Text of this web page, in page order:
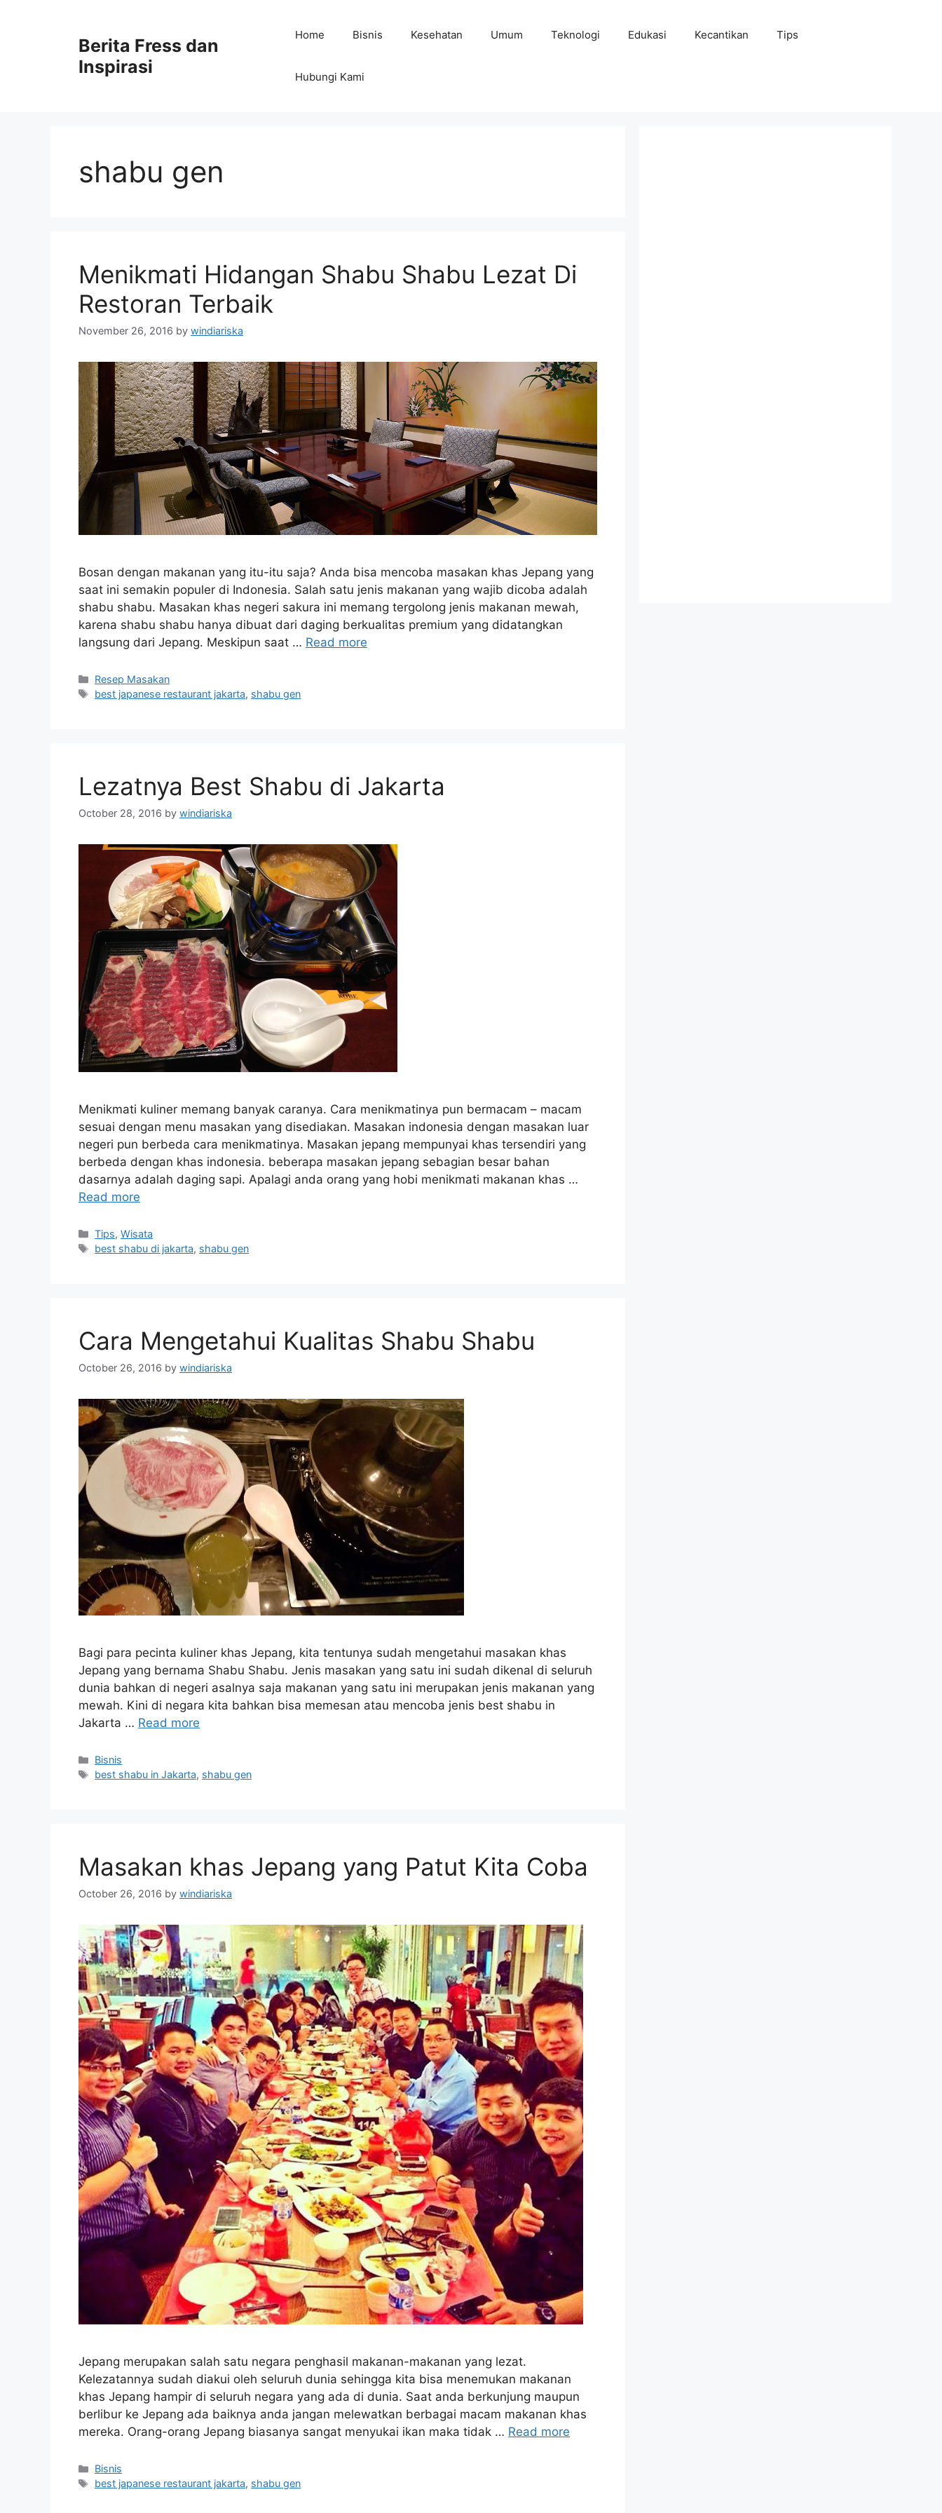
Berita Fress dan
Inspirasi
Home Bisnis Kesehatan Umum Teknologi Edukasi Kecantikan Tips
Hubungi Kami
shabu gen
Menikmati Hidangan Shabu Shabu Lezat Di
Restoran Terbaik
November 26, 2016 by windiariska
Bosan dengan makanan yang itu-itu saja? Anda bisa mencoba masakan khas Jepang yang
saat ini semakin populer di Indonesia. Salah satu jenis makanan yang wajib dicoba adalah
shabu shabu. Masakan khas negeri sakura ini memang tergolong jenis makanan mewah,
karena shabu shabu hanya dibuat dari daging berkualitas premium yang didatangkan
langsung dari Jepang. Meskipun saat … Read more
Categories
Resep Masakan
Tags
best japanese restaurant jakarta, shabu gen
Lezatnya Best Shabu di Jakarta
October 28, 2016 by windiariska
Menikmati kuliner memang banyak caranya. Cara menikmatinya pun bermacam – macam
sesuai dengan menu masakan yang disediakan. Masakan indonesia dengan masakan luar
negeri pun berbeda cara menikmatinya. Masakan jepang mempunyai khas tersendiri yang
berbeda dengan khas indonesia. beberapa masakan jepang sebagian besar bahan
dasarnya adalah daging sapi. Apalagi anda orang yang hobi menikmati makanan khas …
Read more
Categories
Tips,Wisata
Tags
best shabu di jakarta, shabu gen
Cara Mengetahui Kualitas Shabu Shabu
October 26, 2016 by windiariska
Bagi para pecinta kuliner khas Jepang, kita tentunya sudah mengetahui masakan khas
Jepang yang bernama Shabu Shabu. Jenis masakan yang satu ini sudah dikenal di seluruh
dunia bahkan di negeri asalnya saja makanan yang satu ini merupakan jenis makanan yang
mewah. Kini di negara kita bahkan bisa memesan atau mencoba jenis best shabu in
Jakarta … Read more
Categories
Bisnis
Tags
best shabu in Jakarta, shabu gen
Masakan khas Jepang yang Patut Kita Coba
October 26, 2016 by windiariska
Jepang merupakan salah satu negara penghasil makanan-makanan yang lezat.
Kelezatannya sudah diakui oleh seluruh dunia sehingga kita bisa menemukan makanan
khas Jepang hampir di seluruh negara yang ada di dunia. Saat anda berkunjung maupun
berlibur ke Jepang ada baiknya anda jangan melewatkan berbagai macam makanan khas
mereka. Orang-orang Jepang biasanya sangat menyukai ikan maka tidak … Read more
Categories
Bisnis
Tags
best japanese restaurant jakarta, shabu gen